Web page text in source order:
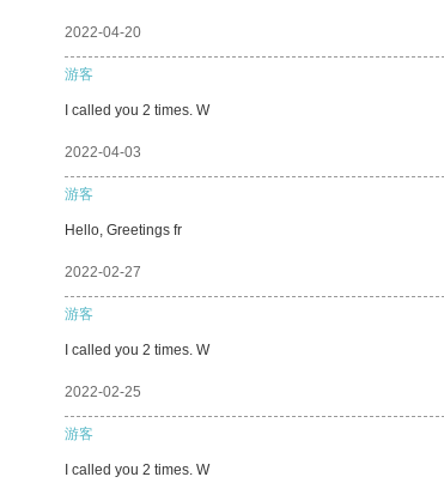
2022-04-20
游客
I called you 2 times. W
2022-04-03
游客
Hello, Greetings fr
2022-02-27
游客
I called you 2 times. W
2022-02-25
游客
I called you 2 times. W